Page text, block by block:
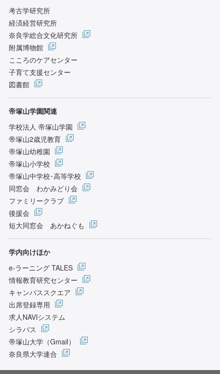
考古学研究所
経済経営研究所
奈良学総合文化研究所
附属博物館
こころのケアセンター
子育て支援センター
図書館
帝塚山学園関連
学校法人 帝塚山学園
帝塚山2歳児教育
帝塚山幼稚園
帝塚山小学校
帝塚山中学校･高等学校
同窓会 わかみどり会
ファミリークラブ
後援会
短大同窓会 あかねぐも
学内向けほか
e-ラーニング TALES
情報教育研究センター
キャンパススクエア
出席登録専用
求人NAVIシステム
シラバス
帝塚山大学（Gmail）
奈良県大学連合